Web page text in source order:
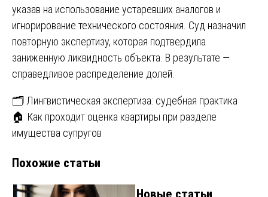
указав на использование устаревших аналогов и
игнорирование технического состояния. Суд назначил
повторную экспертизу, которая подтвердила
заниженную ликвидность объекта. В результате —
справедливое распределение долей.
Навигация
по
🗂 Лингвистическая экспертиза: судебная практика
🏠 Как проходит оценка квартиры при разделе
имущества супругов
Похожие статьи
Новые статьи